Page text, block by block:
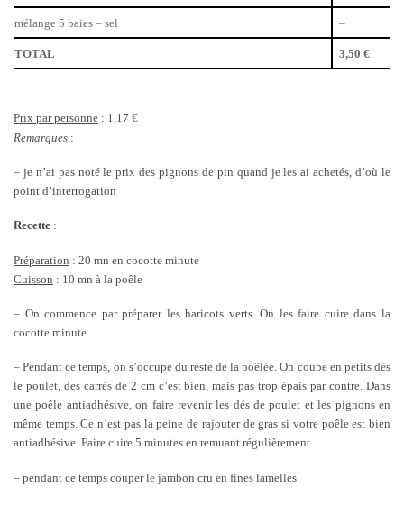
mélange 5 baies – sel –
TOTAL 3,50 €
Prix par personne : 1,17 €
Remarques :
– je n’ai pas noté le prix des pignons de pin quand je les ai achetés, d’où le
point d’interrogation
Recette :
Préparation : 20 mn en cocotte minute
Cuisson : 10 mn à la poêle
– On commence par préparer les haricots verts. On les faire cuire dans la
cocotte minute.
– Pendant ce temps, on s’occupe du reste de la poêlée. On coupe en petits dés
le poulet, des carrés de 2 cm c’est bien, mais pas trop épais par contre. Dans
une poêle antiadhésive, on faire revenir les dés de poulet et les pignons en
même temps. Ce n’est pas la peine de rajouter de gras si votre poêle est bien
antiadhésive. Faire cuire 5 minutes en remuant régulièrement
– pendant ce temps couper le jambon cru en fines lamelles